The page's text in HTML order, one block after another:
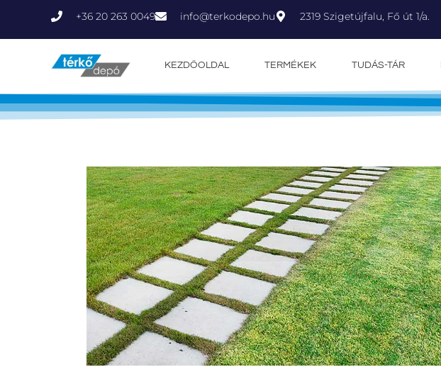
+36 20 263 0049 info@terkodepo.hu 2319 Szigetújfalu, Fő út 1/a.
KEZDŐOLDAL TERMÉKEK TUDÁS-TÁR